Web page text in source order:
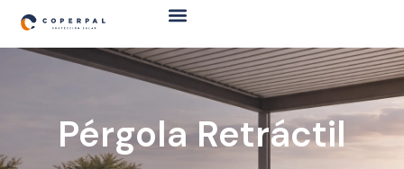
Pérgola Retráctil